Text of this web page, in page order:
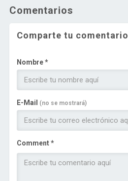
Comentarios
Comparte tu comentario
Nombre *
E-Mail (no se mostrará)
Comment *